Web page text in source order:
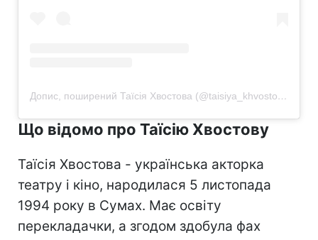
Допис, поширений Таїсія Хвостова (@taisiya_khvostova)
Що відомо про Таїсію Хвостову
Таїсія Хвостова - українська акторка
театру і кіно, народилася 5 листопада
1994 року в Сумах. Має освіту
перекладачки, а згодом здобула фах